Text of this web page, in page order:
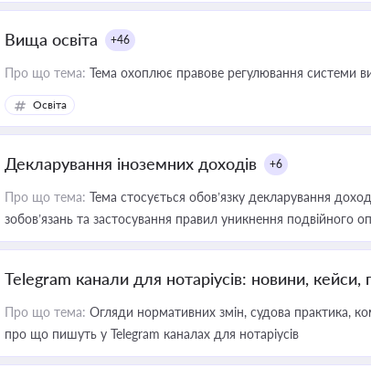
Вища освіта +46
Про що тема: Тема охоплює правове регулювання системи
Освіта
Декларування іноземних доходів +6
Про що тема: Тема стосується обов’язку декларування
зобов’язань та застосування правил уникнення подвійного
Telegram канали для нотаріусів: новини, кейси,
Про що тема: Огляди нормативних змін, судова практика,
про що пишуть у Telegram каналах для нотаріусів